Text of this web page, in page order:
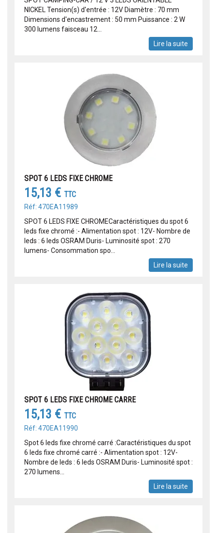
NICKEL Tension(s) d'entrée : 12V Diamètre : 70 mm
Dimensions d'encastrement : 50 mm Puissance : 2 W
300 lumens faisceau 12...
Lire la suite
SPOT 6 LEDS FIXE CHROME
15,13 € TTC
Réf: 470EA11989
SPOT 6 LEDS FIXE CHROMECaractéristiques du spot 6
leds fixe chromé :- Alimentation spot : 12V- Nombre de
leds : 6 leds OSRAM Duris- Luminosité spot : 270
lumens- Consommation spo...
Lire la suite
SPOT 6 LEDS FIXE CHROME CARRE
15,13 € TTC
Réf: 470EA11990
Spot 6 leds fixe chromé carré :Caractéristiques du spot
6 leds fixe chromé carré :- Alimentation spot : 12V-
Nombre de leds : 6 leds OSRAM Duris- Luminosité spot :
270 lumens...
Lire la suite